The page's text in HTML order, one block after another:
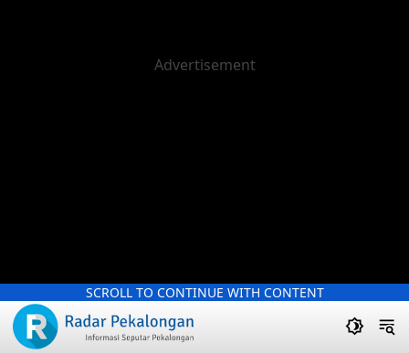
SCROLL TO CONTINUE WITH CONTENT